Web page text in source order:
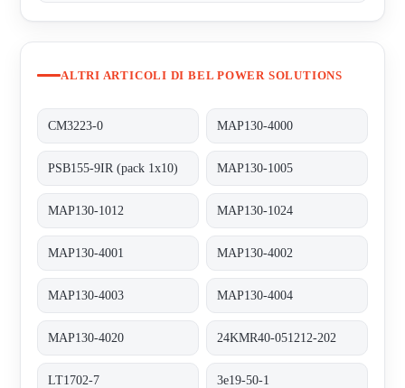
ALTRI ARTICOLI DI BEL POWER SOLUTIONS
CM3223-0 MAP130-4000
PSB155-9IR (pack 1x10) MAP130-1005
MAP130-1012 MAP130-1024
MAP130-4001 MAP130-4002
MAP130-4003 MAP130-4004
MAP130-4020 24KMR40-051212-202
LT1702-7 3e19-50-1